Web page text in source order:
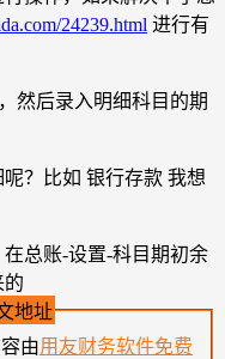
24239.html 进行有
然后录入明细科目的期
？比如 银行存款 我想
总账-设置-科目期初余
的
地址
由用友财务软件免费